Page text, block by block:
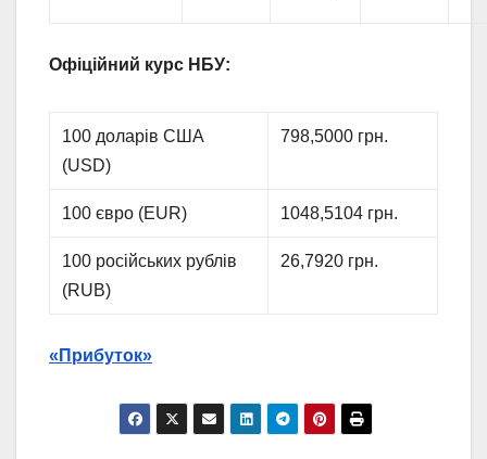
Офіційний курс НБУ:
100 доларів США
(USD)
798,5000 грн.
100 євро (EUR) 1048,5104 грн.
100 російських рублів
(RUB)
26,7920 грн.
«Прибуток»